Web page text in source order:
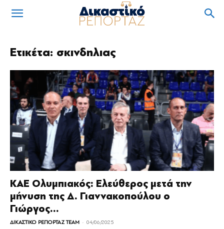
Ετικέτα: σκινδηλιας
ΚΑΕ Ολυμπιακός: Ελεύθερος μετά την
μήνυση της Δ. Γιαννακοπούλου ο
Γιώργος...
ΔΙΚΑΣΤΙΚΟ ΡΕΠΟΡΤΑΖ TEAM - 04/06/2025